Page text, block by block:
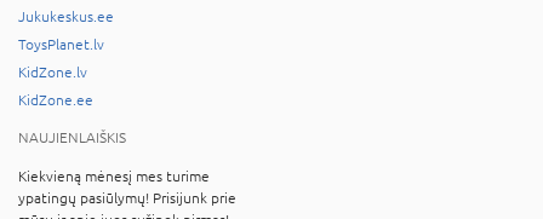
Jukukeskus.ee
ToysPlanet.lv
KidZone.lv
KidZone.ee
NAUJIENLAIŠKIS
Kiekvieną mėnesį mes turime
ypatingų pasiūlymų! Prisijunk prie